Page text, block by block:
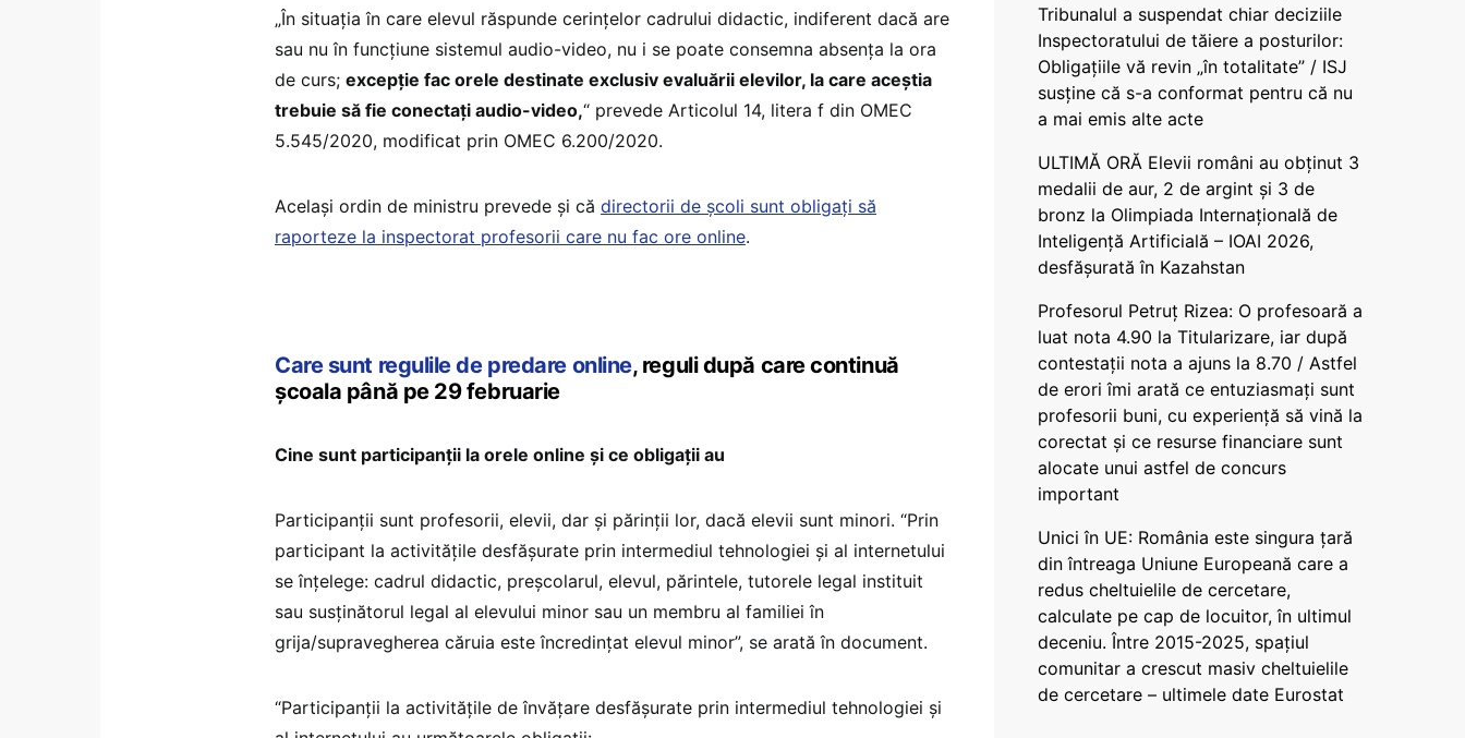
„În situația în care elevul răspunde cerințelor cadrului didactic, indiferent dacă are
sau nu în funcțiune sistemul audio-video, nu i se poate consemna absența la ora
de curs; excepție fac orele destinate exclusiv evaluării elevilor, la care aceștia
trebuie să fie conectați audio-video,“ prevede Articolul 14, litera f din OMEC
5.545/2020, modificat prin OMEC 6.200/2020.
Același ordin de ministru prevede și că directorii de școli sunt obligați să
raporteze la inspectorat profesorii care nu fac ore online.
Care sunt regulile de predare online, reguli după care continuă
școala până pe 29 februarie
Cine sunt participanții la orele online și ce obligații au
Participanții sunt profesorii, elevii, dar și părinții lor, dacă elevii sunt minori. “Prin
participant la activitățile desfășurate prin intermediul tehnologiei și al internetului
se înțelege: cadrul didactic, preșcolarul, elevul, părintele, tutorele legal instituit
sau susținătorul legal al elevului minor sau un membru al familiei în
grija/supravegherea căruia este încredințat elevul minor”, se arată în document.
“Participanții la activitățile de învățare desfășurate prin intermediul tehnologiei și
Tribunalul a suspendat chiar deciziile
Inspectoratului de tăiere a posturilor:
Obligațiile vă revin „în totalitate” / ISJ
susține că s-a conformat pentru că nu
a mai emis alte acte
ULTIMĂ ORĂ Elevii români au obținut 3
medalii de aur, 2 de argint și 3 de
bronz la Olimpiada Internațională de
Inteligență Artificială – IOAI 2026,
desfășurată în Kazahstan
Profesorul Petruț Rizea: O profesoară a
luat nota 4.90 la Titularizare, iar după
contestații nota a ajuns la 8.70 / Astfel
de erori îmi arată ce entuziasmați sunt
profesorii buni, cu experiență să vină la
corectat și ce resurse financiare sunt
alocate unui astfel de concurs
important
Unici în UE: România este singura țară
din întreaga Uniune Europeană care a
redus cheltuielile de cercetare,
calculate pe cap de locuitor, în ultimul
deceniu. Între 2015-2025, spațiul
comunitar a crescut masiv cheltuielile
de cercetare – ultimele date Eurostat